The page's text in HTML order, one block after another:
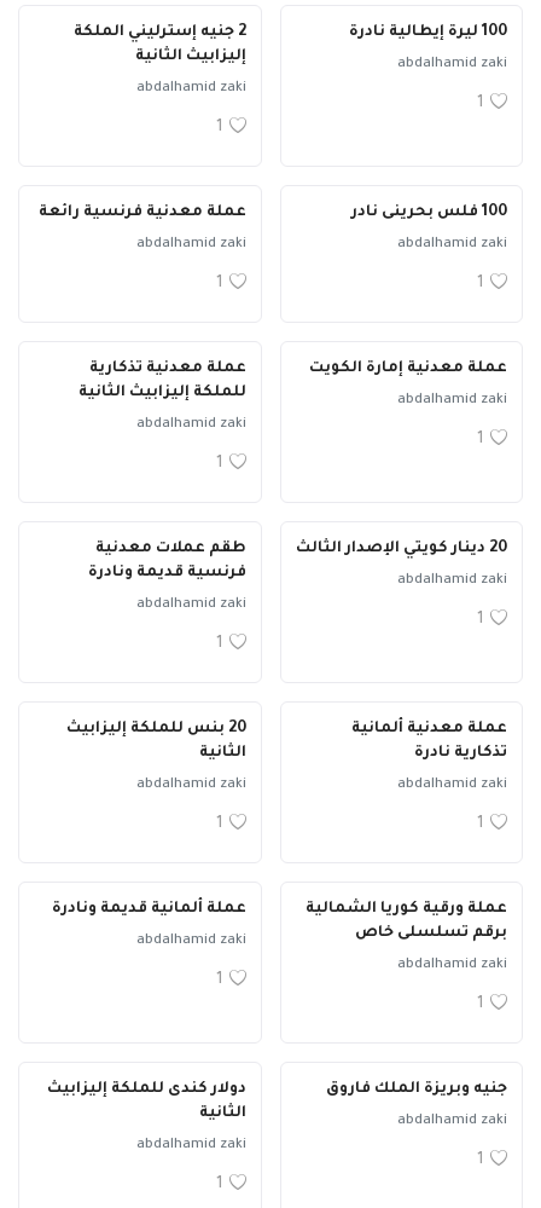
100 ليرة إيطالية نادرة
abdalhamid zaki
2 جنيه إسترليني الملكة
إليزابيث الثانية
abdalhamid zaki
100 فلس بحرينى نادر
abdalhamid zaki
عملة معدنية فرنسية رائعة
abdalhamid zaki
عملة معدنية إمارة الكويت
abdalhamid zaki
عملة معدنية تذكارية
للملكة إليزابيث الثانية
abdalhamid zaki
20 دينار كويتي الإصدار الثالث
abdalhamid zaki
طقم عملات معدنية
فرنسية قديمة ونادرة
abdalhamid zaki
عملة معدنية ألمانية
تذكارية نادرة
abdalhamid zaki
20 بنس للملكة إليزابيث
الثانية
abdalhamid zaki
عملة ورقية كوريا الشمالية
برقم تسلسلى خاص
abdalhamid zaki
عملة ألمانية قديمة ونادرة
abdalhamid zaki
جنيه وبريزة الملك فاروق
abdalhamid zaki
دولار كندى للملكة إليزابيث
الثانية
abdalhamid zaki